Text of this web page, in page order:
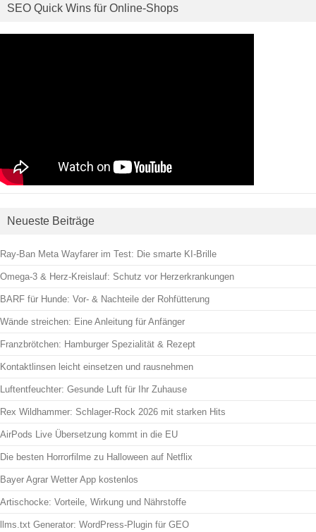
SEO Quick Wins für Online-Shops
Neueste Beiträge
Ray-Ban Meta Wayfarer im Test: Die smarte KI-Brille
Omega-3 & Herz-Kreislauf: Schutz vor Herzerkrankungen
BARF für Hunde: Vor- & Nachteile der Rohfütterung
Wände streichen: Eine Anleitung für Anfänger
Franzbrötchen: Hamburger Spezialität & Rezept
Kontaktlinsen leicht einsetzen und rausnehmen
Luftentfeuchter: Gesunde Luft für Ihr Zuhause
Rex Wildhammer: Schlager-Rock 2026 mit starken Hits
AirPods Live Übersetzung kommt in die EU
Die besten Horrorfilme zu Halloween auf Netflix
Bayer Agrar Wetter App kostenlos
Artischocke: Vorteile, Wirkung und Nährstoffe
llms.txt Generator: WordPress-Plugin für GEO